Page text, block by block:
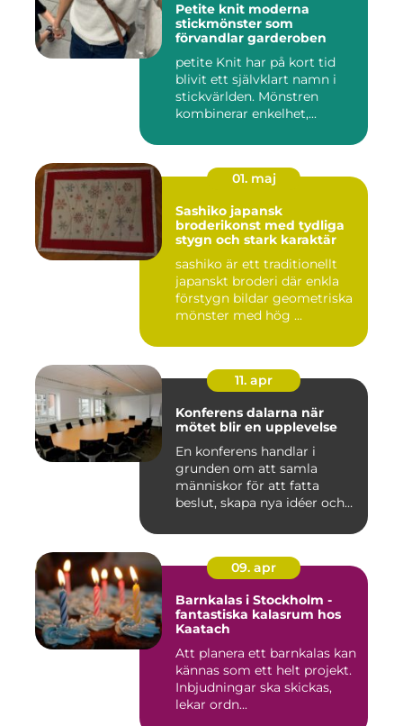
Petite knit moderna
stickmönster som
förvandlar garderoben
petite Knit har på kort tid
blivit ett självklart namn i
stickvärlden. Mönstren
kombinerar enkelhet,...
01. maj
Sashiko japansk
broderikonst med tydliga
stygn och stark karaktär
sashiko är ett traditionellt
japanskt broderi där enkla
förstygn bildar geometriska
mönster med hög ...
11. apr
Konferens dalarna när
mötet blir en upplevelse
En konferens handlar i
grunden om att samla
människor för att fatta
beslut, skapa nya idéer och
09. apr
Barnkalas i Stockholm -
fantastiska kalasrum hos
Kaatach
Att planera ett barnkalas kan
kännas som ett helt projekt.
Inbjudningar ska skickas,
lekar ordn...